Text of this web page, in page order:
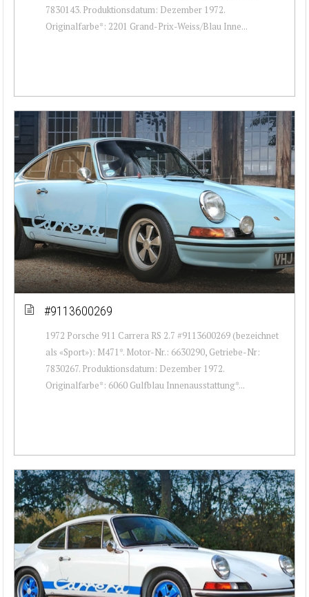
7830143. Produktionsdatum: Dezember 1972.
Originalfarbe*: 2201 Grand-Prix-Weiss/Blau Inne...
#9113600269
1972 Porsche 911 Carrera RS 2.7 #9113600269 (bezeichnet
als «Sport»): M471*. Motor-Nr.: 6630290, Getriebe-Nr:
7830267. Produktionsdatum: Dezember 1972.
Originalfarbe*: 6060 Gulfblau Innenausstattung*...